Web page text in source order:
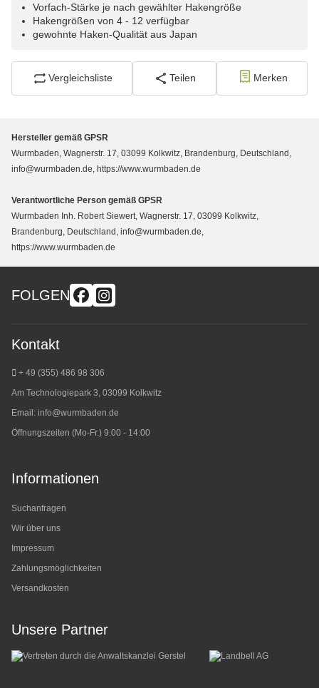
Vorfach-Stärke je nach gewählter Hakengröße
Hakengrößen von 4 - 12 verfügbar
gewohnte Haken-Qualität aus Japan
Vergleichsliste Teilen Merken
Hersteller gemäß GPSR
Wurmbaden, Wagnerstr. 17, 03099 Kolkwitz, Brandenburg, Deutschland,
info@wurmbaden.de, https://www.wurmbaden.de
Verantwortliche Person gemäß GPSR
Wurmbaden Inh. Robert Siewert, Wagnerstr. 17, 03099 Kolkwitz,
Brandenburg, Deutschland, info@wurmbaden.de,
https://www.wurmbaden.de
FOLGEN
Kontakt
+ 49 (355) 486 98 306
Am Technologiepark 3, 03099 Kolkwitz
Email: info@wurmbaden.de
Öffnungszeiten (Mo-Fr.) 9:00 - 14:00
Informationen
Suchanfragen
Wir über uns
Impressum
Zahlungsmöglichkeiten
Versandkosten
Unsere Partner